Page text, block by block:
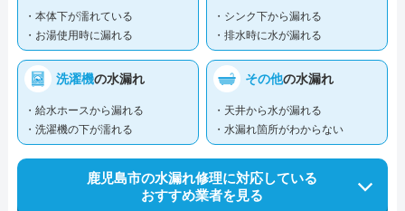
・本体下が濡れている
・お湯使用時に漏れる
・シンク下から漏れる
・排水時に水が漏れる
洗濯機の水漏れ
・給水ホースから漏れる
・洗濯機の下が濡れる
その他の水漏れ
・天井から水が漏れる
・水漏れ箇所がわからない
鹿児島市の水漏れ修理に対応している
おすすめ業者を見る